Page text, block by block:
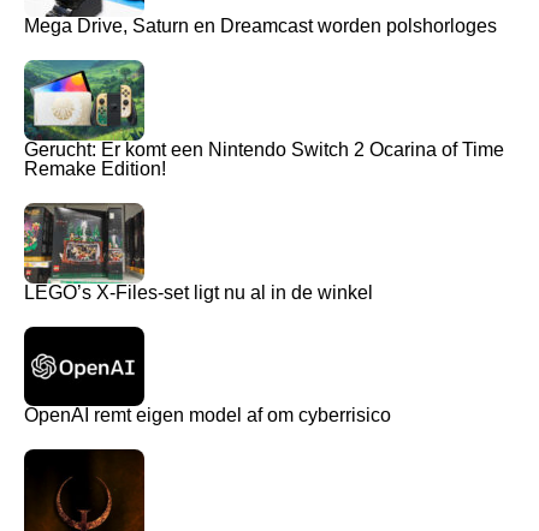
Mega Drive, Saturn en Dreamcast worden polshorloges
Gerucht: Er komt een Nintendo Switch 2 Ocarina of Time
Remake Edition!
LEGO’s X-Files-set ligt nu al in de winkel
OpenAI remt eigen model af om cyberrisico